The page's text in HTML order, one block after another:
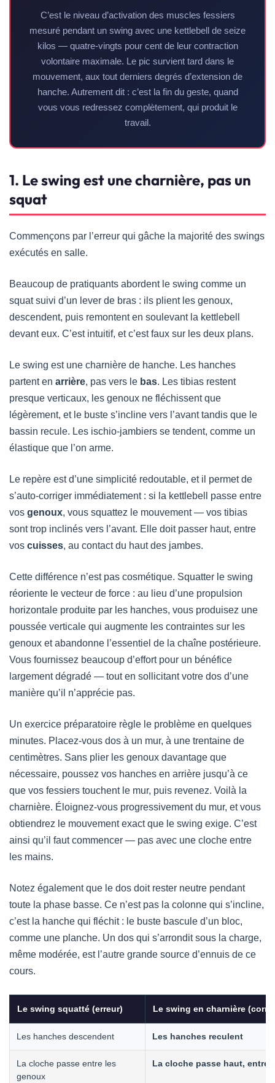
C’est le niveau d’activation des muscles fessiers
mesuré pendant un swing avec une kettlebell de seize
kilos — quatre-vingts pour cent de leur contraction
volontaire maximale. Le pic survient tard dans le
mouvement, aux tout derniers degrés d’extension de
hanche. Autrement dit : c’est la fin du geste, quand
vous vous redressez complètement, qui produit le
travail.
1. Le swing est une charnière, pas un
squat
Commençons par l’erreur qui gâche la majorité des swings
exécutés en salle.
Beaucoup de pratiquants abordent le swing comme un
squat suivi d’un lever de bras : ils plient les genoux,
descendent, puis remontent en soulevant la kettlebell
devant eux. C’est intuitif, et c’est faux sur les deux plans.
Le swing est une charnière de hanche. Les hanches
partent en arrière, pas vers le bas. Les tibias restent
presque verticaux, les genoux ne fléchissent que
légèrement, et le buste s’incline vers l’avant tandis que le
bassin recule. Les ischio-jambiers se tendent, comme un
élastique que l’on arme.
Le repère est d’une simplicité redoutable, et il permet de
s’auto-corriger immédiatement : si la kettlebell passe entre
vos genoux, vous squattez le mouvement — vos tibias
sont trop inclinés vers l’avant. Elle doit passer haut, entre
vos cuisses, au contact du haut des jambes.
Cette différence n’est pas cosmétique. Squatter le swing
réoriente le vecteur de force : au lieu d’une propulsion
horizontale produite par les hanches, vous produisez une
poussée verticale qui augmente les contraintes sur les
genoux et abandonne l’essentiel de la chaîne postérieure.
Vous fournissez beaucoup d’effort pour un bénéfice
largement dégradé — tout en sollicitant votre dos d’une
manière qu’il n’apprécie pas.
Un exercice préparatoire règle le problème en quelques
minutes. Placez-vous dos à un mur, à une trentaine de
centimètres. Sans plier les genoux davantage que
nécessaire, poussez vos hanches en arrière jusqu’à ce
que vos fessiers touchent le mur, puis revenez. Voilà la
charnière. Éloignez-vous progressivement du mur, et vous
obtiendrez le mouvement exact que le swing exige. C’est
ainsi qu’il faut commencer — pas avec une cloche entre
les mains.
Notez également que le dos doit rester neutre pendant
toute la phase basse. Ce n’est pas la colonne qui s’incline,
c’est la hanche qui fléchit : le buste bascule d’un bloc,
comme une planche. Un dos qui s’arrondit sous la charge,
même modérée, est l’autre grande source d’ennuis de ce
cours.
Le swing squatté (erreur) Le swing en charnière
Les hanches descendent Les hanches reculent
La cloche passe entre les
genoux
La cloche passe haut, entre